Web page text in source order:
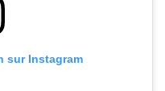
sur Instagram